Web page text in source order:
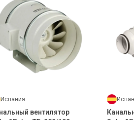
Испания
вентилятор